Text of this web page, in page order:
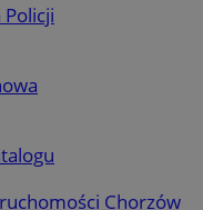
Chorzów